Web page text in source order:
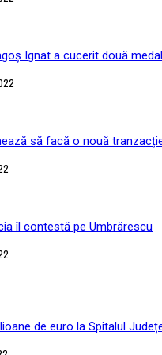
Ignat a cucerit două
să facă o nouă
îl contestă pe Umbrărescu
de euro la Spitalul